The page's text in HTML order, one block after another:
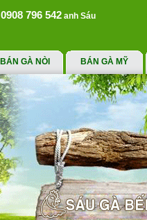
0908 796 542 anh Sáu
BÁN GÀ NÒI BÁN GÀ MỸ